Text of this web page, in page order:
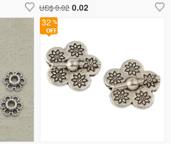
32
US$ 0.02 0.02